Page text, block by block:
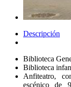
Descripción
Biblioteca
Biblioteca
Anfiteatro,
escénico de